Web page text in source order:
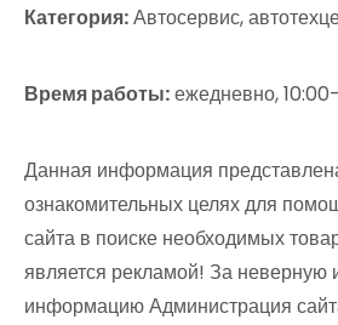
Категория:Автосервис,
Время работы:ежедневно,
Данная информация
ознакомительных целях для
сайта в поиске необходимых
является рекламой! За
информацию Администрация